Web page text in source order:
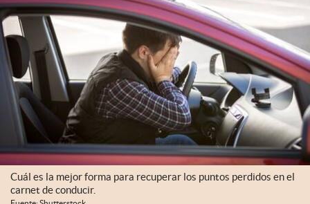
Cuál es la mejor forma para recuperar los puntos perdidos en el
carnet de conducir.